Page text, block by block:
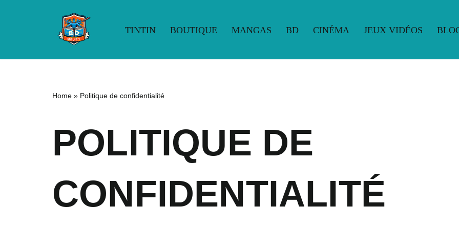
TINTIN BOUTIQUE MANGAS BD CINÉMA JEUX VIDÉOS
Home » Politique de confidentialité
POLITIQUE DE
CONFIDENTIALITÉ